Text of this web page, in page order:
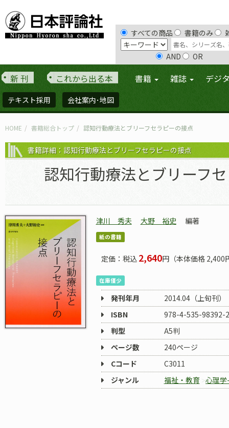
すべての商品 書籍のみ
AND OR
新 刊 これから出る本 書籍 雑誌 デジ
テキスト採用 会社案内･地図
HOME 書籍総合トップ 認知行動療法とブリーフセラピーの接点
書籍詳細：認知行動療法とブリーフセラピーの接点
認知行動療法とブリーフ
津川 秀夫 大野 裕史 編著
紙の書籍
定価：税込 2,640円（本体価格 2,400
在庫僅少
発刊年月
2014.04（上旬刊）
ISBN
978-4-535-98392-2
判型
A5判
ページ数
240ページ
Cコード
C3011
ジャンル
福祉・教育 心理